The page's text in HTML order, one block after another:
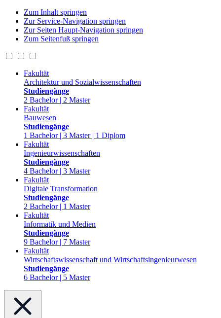
Zum Inhalt springen
Zur Service-Navigation springen
Zur Seiten Haupt-Navigation springen
Zum Seitenfuß springen
Fakultät
Architektur und Sozialwissenschaften
Studiengänge
2 Bachelor | 2 Master
Fakultät
Bauwesen
Studiengänge
1 Bachelor | 3 Master | 1 Diplom
Fakultät
Ingenieurwissenschaften
Studiengänge
4 Bachelor | 3 Master
Fakultät
Digitale Transformation
Studiengänge
2 Bachelor | 1 Master
Fakultät
Informatik und Medien
Studiengänge
9 Bachelor | 7 Master
Fakultät
Wirtschaftswissenschaft und Wirtschaftsingenieurwesen
Studiengänge
6 Bachelor | 5 Master